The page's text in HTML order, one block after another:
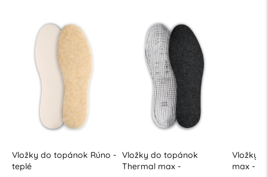
Vložky do topánok Rúno -
teplé
Vložky do topánok
Thermal max -
Vložky
max -